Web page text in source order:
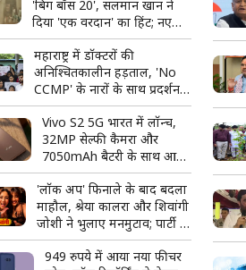
'बिग बॉस 20', सलमान खान ने
दिया 'एक वरदान' का हिंट; नए
प्रोमो ने बढ़ाई फैंस की उत्सुकता
महाराष्ट्र में डॉक्टरों की
अनिश्चितकालीन हड़ताल, 'No
CCMP' के नारों के साथ प्रदर्शन;
बॉम्बे हाईकोर्ट ने लिया स्वत: संज्ञान
Vivo S2 5G भारत में लॉन्च,
32MP सेल्फी कैमरा और
7050mAh बैटरी के साथ आया
नया स्मार्टफोन
'लॉक अप' फिनाले के बाद बदला
माहौल, श्रेया कालरा और शिवांगी
जोशी ने भुलाए मनमुटाव; पार्टी में
साथ किया डांस
949 रुपये में आया नया फीचर